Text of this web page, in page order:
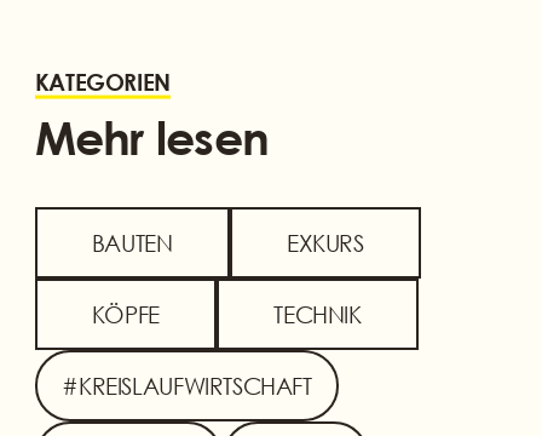
KATEGORIEN
Mehr lesen
BAUTEN EXKURS
KÖPFE TECHNIK
#KREISLAUFWIRTSCHAFT